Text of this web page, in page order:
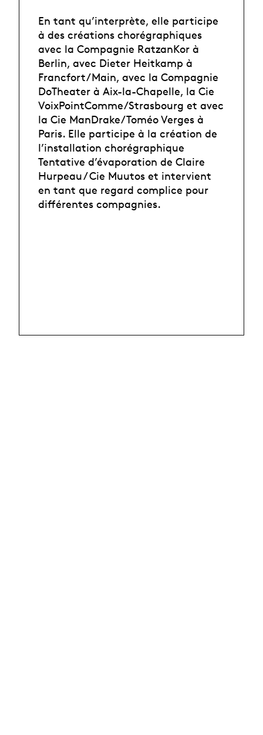
En tant qu’interprète, elle participe
à des créations chorégraphiques
avec la Compagnie RatzanKor à
Berlin, avec Dieter Heitkamp à
Francfort/Main, avec la Compagnie
DoTheater à Aix-la-Chapelle, la Cie
VoixPointComme/Strasbourg et avec
la Cie ManDrake/Toméo Verges à
Paris. Elle participe à la création de
l’installation chorégraphique
Tentative d’évaporation de Claire
Hurpeau / Cie Muutos et intervient
en tant que regard complice pour
différentes compagnies.